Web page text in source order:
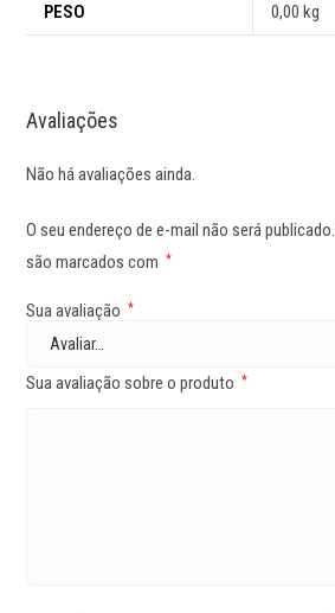
PESO 0,00 kg
Avaliações
Não há avaliações ainda.
O seu endereço de e-mail não será publicado.
são marcados com
*
Sua avaliação *
Sua avaliação sobre o produto *